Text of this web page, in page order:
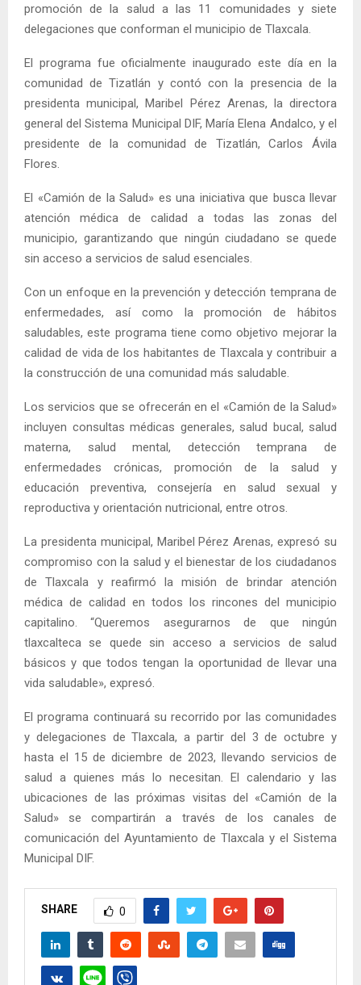
promoción de la salud a las 11 comunidades y siete
delegaciones que conforman el municipio de Tlaxcala.
El programa fue oficialmente inaugurado este día en la
comunidad de Tizatlán y contó con la presencia de la
presidenta municipal, Maribel Pérez Arenas, la directora
general del Sistema Municipal DIF, María Elena Andalco, y el
presidente de la comunidad de Tizatlán, Carlos Ávila
Flores.
El «Camión de la Salud» es una iniciativa que busca llevar
atención médica de calidad a todas las zonas del
municipio, garantizando que ningún ciudadano se quede
sin acceso a servicios de salud esenciales.
Con un enfoque en la prevención y detección temprana de
enfermedades, así como la promoción de hábitos
saludables, este programa tiene como objetivo mejorar la
calidad de vida de los habitantes de Tlaxcala y contribuir a
la construcción de una comunidad más saludable.
Los servicios que se ofrecerán en el «Camión de la Salud»
incluyen consultas médicas generales, salud bucal, salud
materna, salud mental, detección temprana de
enfermedades crónicas, promoción de la salud y
educación preventiva, consejería en salud sexual y
reproductiva y orientación nutricional, entre otros.
La presidenta municipal, Maribel Pérez Arenas, expresó su
compromiso con la salud y el bienestar de los ciudadanos
de Tlaxcala y reafirmó la misión de brindar atención
médica de calidad en todos los rincones del municipio
capitalino. “Queremos asegurarnos de que ningún
tlaxcalteca se quede sin acceso a servicios de salud
básicos y que todos tengan la oportunidad de llevar una
vida saludable», expresó.
El programa continuará su recorrido por las comunidades
y delegaciones de Tlaxcala, a partir del 3 de octubre y
hasta el 15 de diciembre de 2023, llevando servicios de
salud a quienes más lo necesitan. El calendario y las
ubicaciones de las próximas visitas del «Camión de la
Salud» se compartirán a través de los canales de
comunicación del Ayuntamiento de Tlaxcala y el Sistema
Municipal DIF.
SHARE 0